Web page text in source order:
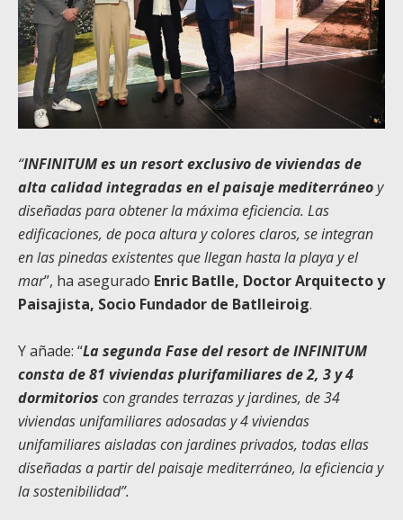
“INFINITUM es un resort exclusivo de viviendas de
alta calidad integradas en el paisaje mediterráneoy
diseñadas para obtener la máxima eficiencia. Las
edificaciones, de poca altura y colores claros, se integran
en las pinedas existentes que llegan hasta la playa y el
mar”, ha asegurado Enric Batlle, Doctor Arquitecto y
Paisajista, Socio Fundador de Batlleiroig.
Y añade: “La segunda Fase del resort de INFINITUM
consta de 81 viviendas plurifamiliares de 2, 3 y 4
dormitorios con grandes terrazas y jardines, de 34
viviendas unifamiliares adosadas y 4 viviendas
unifamiliares aisladas con jardines privados, todas ellas
diseñadas a partir del paisaje mediterráneo, la eficiencia y
la sostenibilidad”.